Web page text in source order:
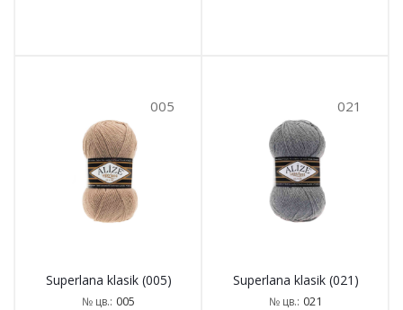
005
Superlana klasik (005)
№ цв.: 005
021
Superlana klasik (021)
№ цв.: 021